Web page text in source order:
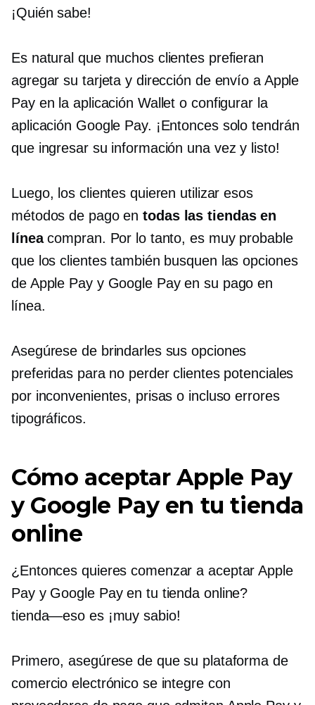
¡Quién sabe!
Es natural que muchos clientes prefieran
agregar su tarjeta y dirección de envío a Apple
Pay en la aplicación Wallet o configurar la
aplicación Google Pay. ¡Entonces solo tendrán
que ingresar su información una vez y listo!
Luego, los clientes quieren utilizar esos
métodos de pago entodas las tiendas en
líneacompran. Por lo tanto, es muy probable
que los clientes también busquen las opciones
de Apple Pay y Google Pay en su pago en
línea.
Asegúrese de brindarles sus opciones
preferidas para no perder clientes potenciales
por inconvenientes, prisas o incluso errores
tipográficos.
Cómo aceptar Apple Pay
y Google Pay en tu tienda
online
¿Entonces quieres comenzar a aceptar Apple
Pay y Google Pay en tu tienda online?
tienda—eso es¡muy sabio!
Primero, asegúrese de que su plataforma de
comercio electrónico se integre con